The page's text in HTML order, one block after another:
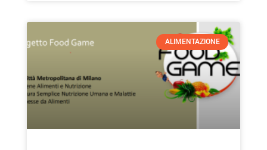
ALIMENTAZIONE